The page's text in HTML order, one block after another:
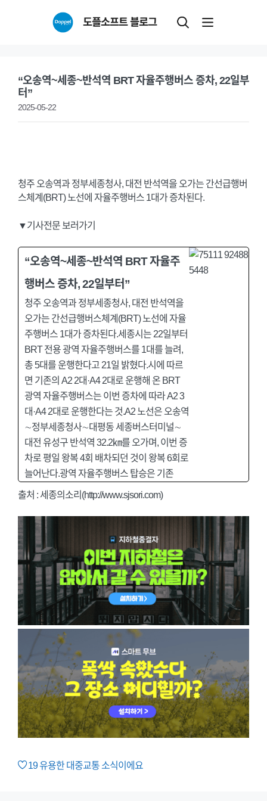
도플소프트 블로그
“오송역~세종~반석역 BRT 자율주행버스 증차, 22일부
터”
2025-05-22
청주 오송역과 정부세종청사, 대전 반석역을 오가는 간선급행버
스체계(BRT) 노선에 자율주행버스 1대가 증차된다.
▼기사전문 보러가기
“오송역~세종~반석역 BRT 자율주
행버스 증차, 22일부터”
청주 오송역과 정부세종청사, 대전 반석역을
오가는 간선급행버스체계(BRT) 노선에 자율
주행버스 1대가 증차된다.세종시는 22일부터
BRT 전용 광역 자율주행버스를 1대를 늘려,
총 5대를 운행한다고 21일 밝혔다.시에 따르
면 기존의 A2 2대·A4 2대로 운행해 온 BRT
광역 자율주행버스는 이번 증차에 따라 A2 3
대·A4 2대로 운행한다는 것.A2 노선은 오송역
∼정부세종청사∼대평동 세종버스터미널∼
대전 유성구 반석역 32.2㎞를 오가며, 이번 증
차로 평일 왕복 4회 배차되던 것이 왕복 6회로
늘어난다.광역 자율주행버스 탑승은 기존
출처 : 세종의소리(http://www.sjsori.com)
19유용한 대중교통 소식이에요